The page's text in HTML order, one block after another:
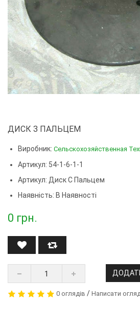
ДИСК З ПАЛЬЦЕМ
Виробник: Сельскохозяйственная
Артикул: 54-1-6-1-1
Артикул: Диск С Пальцем
Наявність: В Наявності
0 грн.
0 оглядів / Написати